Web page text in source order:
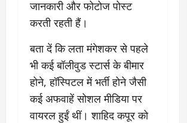
जानकारी और फोटोज पोस्ट
करती रहती हैं।
बता दें कि लता मंगेशकर से पहले
भी कई बॉलीवुड स्टार्स के बीमार
होने, हॉस्पिटल में भर्ती होने जैसी
कई अफवाहें सोशल मीडिया पर
वायरल हुईं थीं। शाहिद कपूर को